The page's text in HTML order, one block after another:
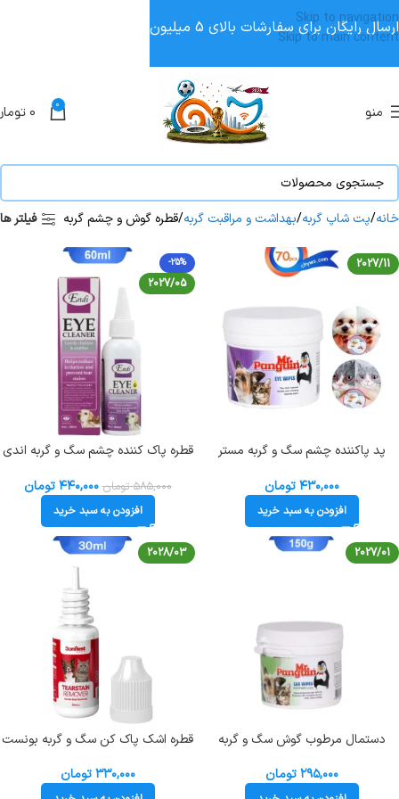
Skip to navigation
Skip to main content
منو 0 ۰
خانه پت شاپ گربه بهداشت و مراقبت گربه قطره گوش و چشم گربه فیلتر ها
2027/11
پد پاکننده چشم سگ و گربه مستر
Wipes
۴۳۰,۰۰۰ تومان
افزودن به سبد خرید
-25%
2027/05
قطره پاک کننده چشم سگ و گربه اندی
۵۸۵,۰۰۰ تومان ۴۴۰,۰۰۰ تومان
افزودن به سبد خرید
2027/01
دستمال مرطوب گوش سگ و گربه
۲۹۵,۰۰۰ تومان
2028/03
قطره اشک پاک کن سگ و گربه بونست
۳۳۰,۰۰۰ تومان
ارسال رایگان برای سفارشات بالای 5 میلیون